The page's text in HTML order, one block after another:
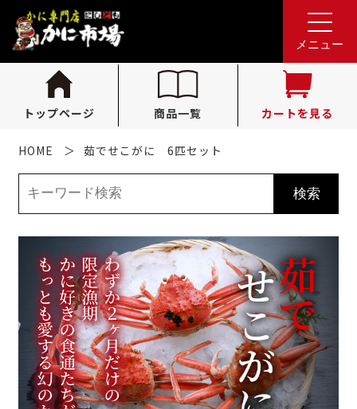
メニュー
トップページ 商品一覧 カートを見る
れんが亭へのお問い合わせ
tel.0796-36-1341
（受付時間 10:00〜16:00）
HOME 茹でせこがに 6匹セット